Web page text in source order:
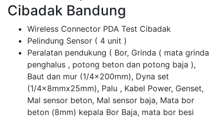
Cibadak Bandung
Wireless Connector PDA Test Cibadak
Pelindung Sensor ( 4 unit )
Peralatan pendukung ( Bor, Grinda ( mata grinda
penghalus , potong beton dan potong baja ),
Baut dan mur (1/4x200mm), Dyna set
(1/4x8mmx25mm), Palu , Kabel Power, Genset,
Mal sensor beton, Mal sensor baja, Mata bor
beton (8mm) kepala Bor Baja, mata bor besi